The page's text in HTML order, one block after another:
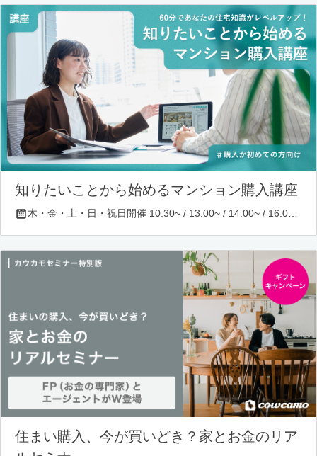
知りたいことから始めるマンション購入講座
木・金・土・日・祝日開催 10:30~ / 13:00~ / 14:00~ / 16:00~ / 17:00~/ 18:30~/ 19:30~
住まい購入、今が買いどき？家とお金のリア